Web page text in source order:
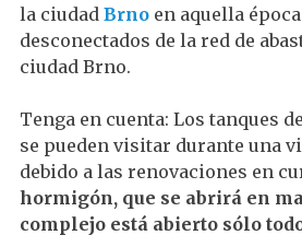
la ciudad Brno en aquella
desconectados de la red de
ciudad Brno.
Tenga en cuenta: Los tanques
se pueden visitar durante una
debido a las renovaciones en
hormigón, que se abrirá en
complejo está abierto sólo